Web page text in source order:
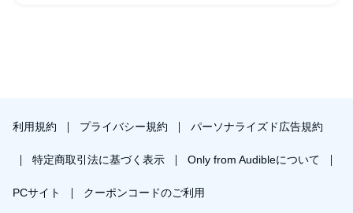
利用規約 プライバシー規約 パーソナライズド広告規約
特定商取引法に基づく表示 Only from Audibleについて
PCサイト クーポンコードのご利用